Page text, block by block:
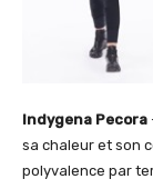
Indygena Pecora
sa chaleur et son
polyvalence par